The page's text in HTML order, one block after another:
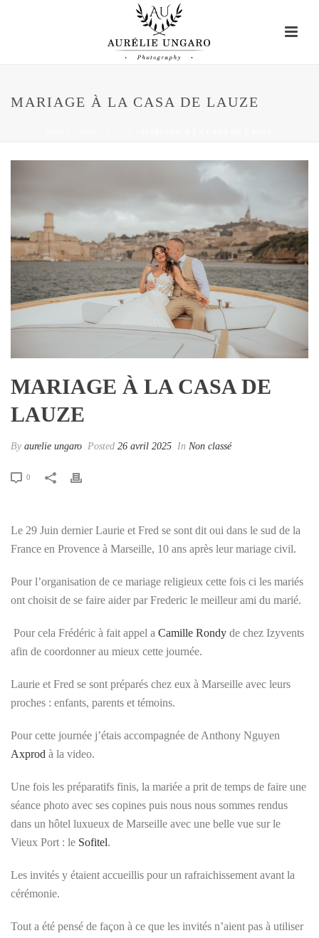
MARIAGE À LA CASA DE LAUZE
MARIAGE À LA CASA DE
LAUZE
By aurelie ungaro Posted 26 avril 2025 In Non classé
0
Le 29 Juin dernier Laurie et Fred se sont dit oui dans le sud de la
France en Provence à Marseille, 10 ans après leur mariage civil.
Pour l’organisation de ce mariage religieux cette fois ci les mariés
ont choisit de se faire aider par Frederic le meilleur ami du marié.
Pour cela Frédéric à fait appel a Camille Rondy de chez Izyvents
afin de coordonner au mieux cette journée.
Laurie et Fred se sont préparés chez eux à Marseille avec leurs
proches : enfants, parents et témoins.
Pour cette journée j’étais accompagnée de Anthony Nguyen
Axprod à la video.
Une fois les préparatifs finis, la mariée a prit de temps de faire une
séance photo avec ses copines puis nous nous sommes rendus
dans un hôtel luxueux de Marseille avec une belle vue sur le
Vieux Port : le Sofitel.
Les invités y étaient accueillis pour un rafraichissement avant la
cérémonie.
Tout a été pensé de façon à ce que les invités n’aient pas à utiliser